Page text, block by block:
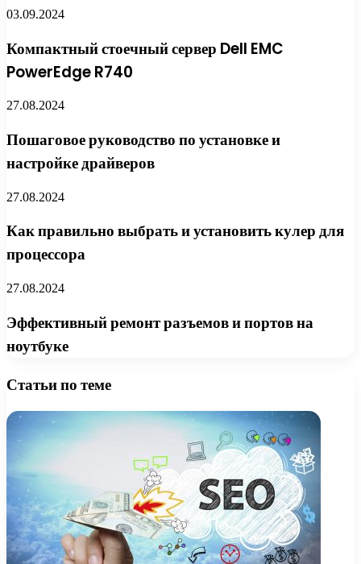
03.09.2024
Компактный стоечный сервер Dell EMC
PowerEdge R740
27.08.2024
Пошаговое руководство по установке и
настройке драйверов
27.08.2024
Как правильно выбрать и установить кулер для
процессора
27.08.2024
Эффективный ремонт разъемов и портов на
ноутбуке
Статьи по теме